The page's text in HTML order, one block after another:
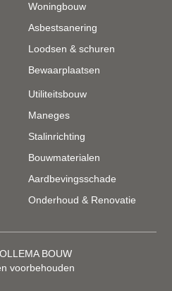
Woningbouw
Asbestsanering
Loodsen & schuren
Bewaarplaatsen
Utiliteitsbouw
Maneges
Stalinrichting
Bouwmaterialen
Aardbevingsschade
Onderhoud & Renovatie
BOUW
voorbehouden